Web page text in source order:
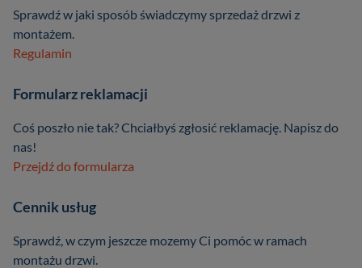
Sprawdź w jaki sposób świadczymy sprzedaż drzwi z
montażem.
Regulamin
Formularz reklamacji
Coś poszło nie tak? Chciałbyś zgłosić reklamację. Napisz do
nas!
Przejdź do formularza
Cennik usług
Sprawdź, w czym jeszcze mozemy Ci pomóc w ramach
montażu drzwi.